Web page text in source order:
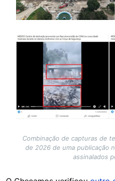
Image
Combinação de capturas de
de 2026 de uma publicação
assinalados